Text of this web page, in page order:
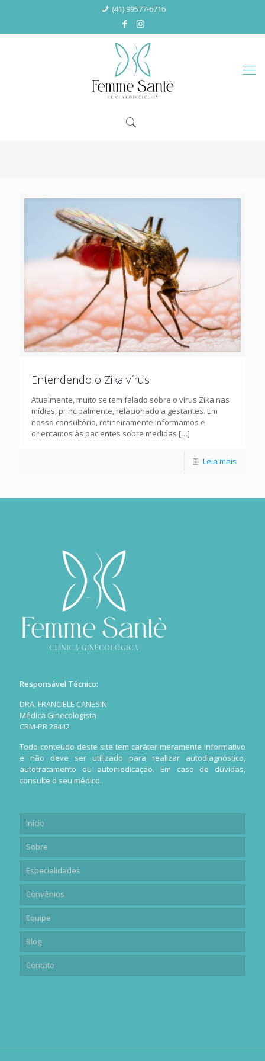
(41) 99577-6716
Entendendo o Zika vírus
Atualmente, muito se tem falado sobre o vírus Zika nas
mídias, principalmente, relacionado a gestantes. Em
nosso consultório, rotineiramente informamos e
orientamos às pacientes sobre medidas […]
Leia mais
Responsável Técnico:
DRA. FRANCIELE CANESIN
Médica Ginecologista
CRM-PR 28442
Todo conteúdo deste site tem caráter meramente informativo
e não deve ser utilizado para realizar autodiagnóstico,
autotratamento ou automedicação. Em caso de dúvidas,
consulte o seu médico.
Início
Sobre
Especialidades
Convênios
Equipe
Blog
Contato